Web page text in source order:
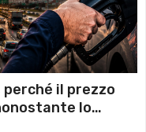
perché il prezzo
lo